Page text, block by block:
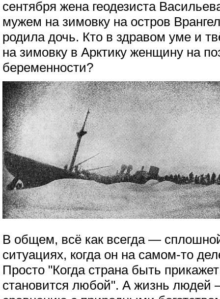
сентября жена геодезиста
мужем на зимовку на остров
родила дочь. Кто в здравом уме и
на зимовку в Арктику женщину на
беременности?
В общем, всё как всегда —
ситуациях, когда он на самом-то
Просто "Когда страна быть
становится любой". А жизнь людей